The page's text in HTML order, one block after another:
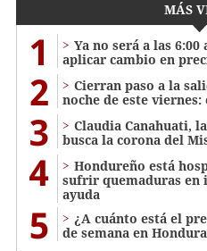
MÁS
1
Ya no será a las
aplicar cambio en
2
Cierran paso a la
noche de este
3
Claudia Canahuati,
busca la corona del
4
Hondureño está
sufrir quemaduras en
ayuda
5
¿A cuánto está el
de semana en